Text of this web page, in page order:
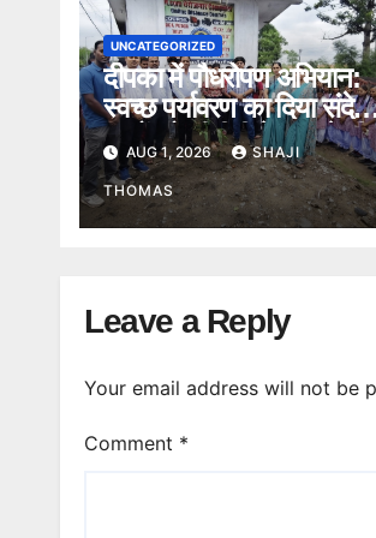
UNCATEGORIZED
दीपका में पौधरोपण अभियान:
स्वच्छ पर्यावरण का दिया संदेश,
बच्चों को डीबीटी के फायदे भी
बताए।
AUG 1, 2026 SHAJI
THOMAS
Leave a Reply
Your email address will not be
Comment *